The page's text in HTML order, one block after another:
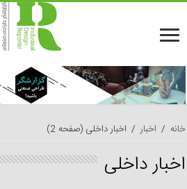
خانه / اخبار / اخبار داخلی (صفحه 2)
اخبار داخلی